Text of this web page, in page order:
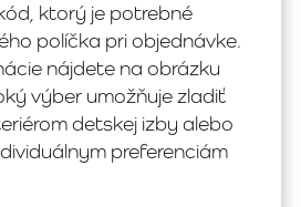
ktorý je potrebné
políčka pri objednávke.
nájdete na obrázku
výber umožňuje zladiť
detskej izby alebo
preferenciám